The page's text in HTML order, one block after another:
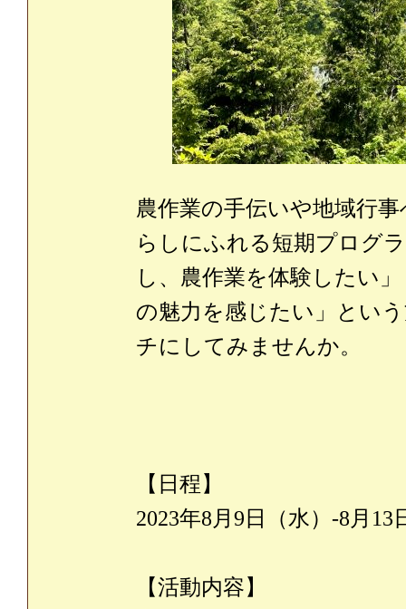
農作業の手伝いや地域行
らしにふれる短期プログ
し、農作業を体験したい
の魅力を感じたい」とい
チにしてみませんか。
【日程】
2023年8月9日（水）-8月13
【活動内容】